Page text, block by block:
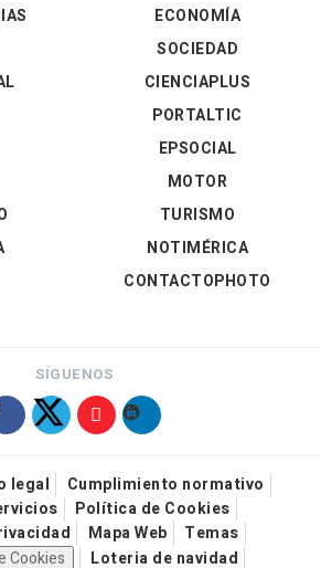
ECONOMÍA
SOCIEDAD
CIENCIAPLUS
PORTALTIC
EPSOCIAL
MOTOR
TURISMO
NOTIMÉRICA
CONTACTOPHOTO
SÍGUENOS
legal
Cumplimiento normativo
Política de Cookies
Mapa Web
Temas
Cookies
Loteria de navidad